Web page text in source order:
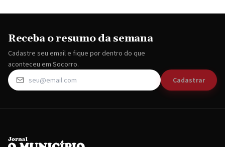
Receba o resumo da semana
Cadastre seu email e fique por dentro do que
aconteceu em Socorro.
Cadastrar